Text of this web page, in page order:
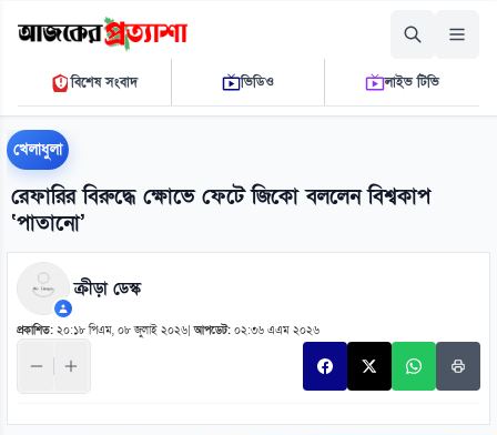
শুক্রবার, ০৭ আগস্ট ২০২৬
০৭:৪০:১২ এ.এম.THE DAILY AJKER PROTTASHA
বিশেষ সংবাদ ভিডিও লাইভ টিভি
খেলাধুলা
রেফারির বিরুদ্ধে ক্ষোভে ফেটে জিকো বললেন বিশ্বকাপ
‘পাতানো’
ক্রীড়া ডেস্ক
প্রকাশিত: ২০:১৮ পিএম, ০৮ জুলাই ২০২৬ |আপডেট: ০২:৩৬ এএম ২০২৬